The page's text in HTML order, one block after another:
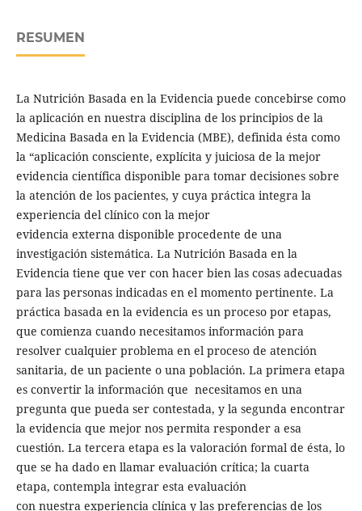
RESUMEN
La Nutrición Basada en la Evidencia puede concebirse como
la aplicación en nuestra disciplina de los principios de la
Medicina Basada en la Evidencia (MBE), definida ésta como
la “aplicación consciente, explícita y juiciosa de la mejor
evidencia científica disponible para tomar decisiones sobre
la atención de los pacientes, y cuya práctica integra la
experiencia del clínico con la mejor
evidencia externa disponible procedente de una
investigación sistemática. La Nutrición Basada en la
Evidencia tiene que ver con hacer bien las cosas adecuadas
para las personas indicadas en el momento pertinente. La
práctica basada en la evidencia es un proceso por etapas,
que comienza cuando necesitamos información para
resolver cualquier problema en el proceso de atención
sanitaria, de un paciente o una población. La primera etapa
es convertir la información que necesitamos en una
pregunta que pueda ser contestada, y la segunda encontrar
la evidencia que mejor nos permita responder a esa
cuestión. La tercera etapa es la valoración formal de ésta, lo
que se ha dado en llamar evaluación crítica; la cuarta
etapa, contempla integrar esta evaluación
con nuestra experiencia clínica y las preferencias de los